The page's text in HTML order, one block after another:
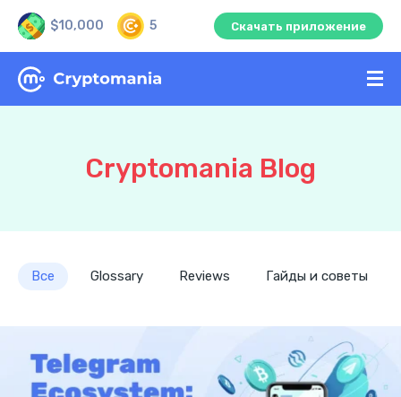
$10,000 5 Скачать приложение
Cryptomania Blog
Все Glossary Reviews Гайды и советы